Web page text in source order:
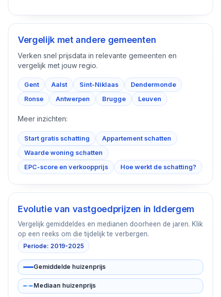
Vergelijk met andere gemeenten
Verken snel prijsdata in relevante gemeenten en
vergelijk met jouw regio.
Gent Aalst Sint-Niklaas
Dendermonde
Ronse
Antwerpen Brugge Leuven
Meer inzichten:
Start gratis schatting
Appartement schatten
Waarde woning schatten
EPC-score en verkoopprijs
Hoe werkt de schatting?
Evolutie van vastgoedprijzen in Iddergem
Vergelijk gemiddeldes en medianen doorheen de jaren. Klik
op een reeks om die tijdelijk te verbergen.
Periode: 2019-2025
Gemiddelde huizenprijs
Mediaan huizenprijs